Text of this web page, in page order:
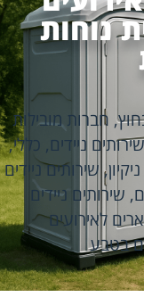
נוחות
, חברות מובילות
ניידים, כללי,
, שירותים ניידים
, שירותים ניידים
לאירועים
בטבע